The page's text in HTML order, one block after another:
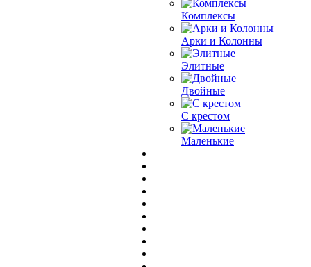
Комплексы
Арки и Колонны
Элитные
Двойные
С крестом
Маленькие